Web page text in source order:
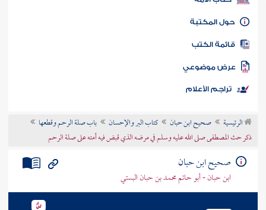
كتاب الأمة
المكتبة
الكتب
موضوعي
تراجم الأعلام
الرئيسية صحيح ابن حبان كتاب البر والإحسان
باب صلة الرحم وقطعها
ذكر حث المصطفى صلى الله عليه وسلم في مرضه الذي قبض فيه أمته على صلة الرحم
صحيح ابن حبان
ابن حبان - أبو حاتم محمد بن حبان البستي